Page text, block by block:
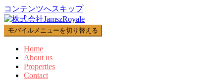
コンテンツへスキップ
モバイルメニューを切り替える
Home
About us
Properties
Contact